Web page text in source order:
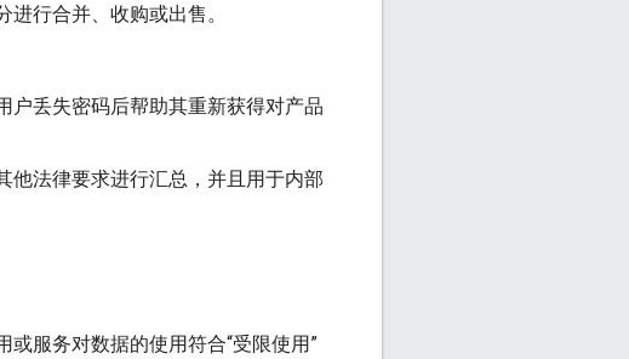
行合并、收购或出售。
户丢失密码后帮助其重新获得对产品
他法律要求进行汇总，并且用于内部
或服务对数据的使用符合“受限使用”